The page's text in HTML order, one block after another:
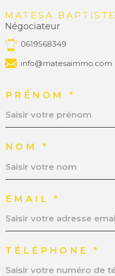
MATESA BAPTISTE
Négociateur
0619568349
info@matesaimmo.com
PRÉNOM *
NOM *
EMAIL *
TÉLÉPHONE *